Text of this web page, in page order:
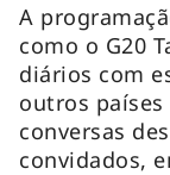
A
como o G20
diários com
outros países
conversas
convidados,